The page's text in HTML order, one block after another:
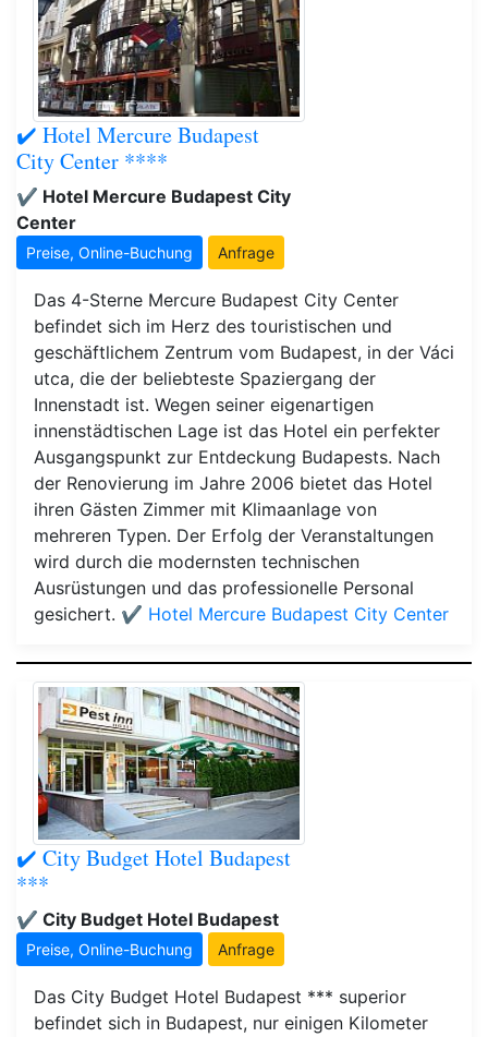
✔️ Hotel Mercure Budapest
City Center ****
✔️ Hotel Mercure Budapest City
Center
Preise, Online-Buchung Anfrage
Das 4-Sterne Mercure Budapest City Center
befindet sich im Herz des touristischen und
geschäftlichem Zentrum vom Budapest, in der Váci
utca, die der beliebteste Spaziergang der
Innenstadt ist. Wegen seiner eigenartigen
innenstädtischen Lage ist das Hotel ein perfekter
Ausgangspunkt zur Entdeckung Budapests. Nach
der Renovierung im Jahre 2006 bietet das Hotel
ihren Gästen Zimmer mit Klimaanlage von
mehreren Typen. Der Erfolg der Veranstaltungen
wird durch die modernsten technischen
Ausrüstungen und das professionelle Personal
gesichert. ✔️ Hotel Mercure Budapest City Center
✔️ City Budget Hotel Budapest
***
✔️ City Budget Hotel Budapest
Preise, Online-Buchung Anfrage
Das City Budget Hotel Budapest *** superior
befindet sich in Budapest, nur einigen Kilometer